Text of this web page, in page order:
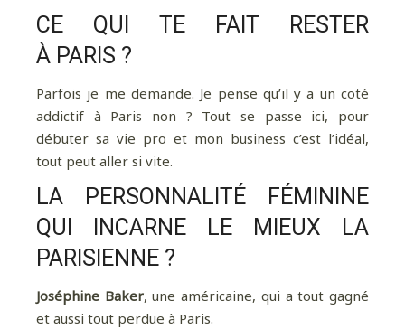
CE QUI TE FAIT RESTER
À PARIS ?
Parfois je me demande. Je pense qu’il y a un coté
addictif à Paris non ? Tout se passe ici, pour
débuter sa vie pro et mon business c’est l’idéal,
tout peut aller si vite.
LA PERSONNALITÉ FÉMININE
QUI INCARNE LE MIEUX LA
PARISIENNE ?
Joséphine Baker, une américaine, qui a tout gagné
et aussi tout perdue à Paris.